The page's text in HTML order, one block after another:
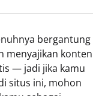
bergantung
menyajikan konten
— jadi jika kamu
situs ini, mohon